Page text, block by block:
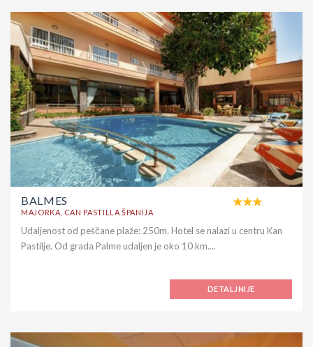
BALMES
MAJORKA, CAN PASTILLA ŠPANIJA
Udaljenost od peščane plaže: 250m. Hotel se nalazi u centru Kan
Pastilje. Od grada Palme udaljen je oko 10 km....
DETALJNIJE